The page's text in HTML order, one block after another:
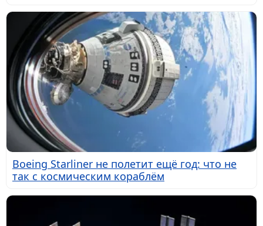
Boeing Starliner не полетит ещё год: что не
так с космическим кораблём